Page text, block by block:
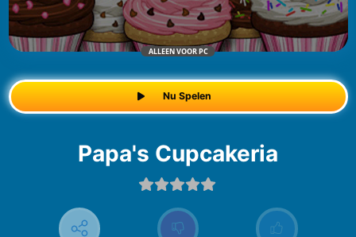
ALLEEN VOOR PC
Nu Spelen
Papa's Cupcakeria